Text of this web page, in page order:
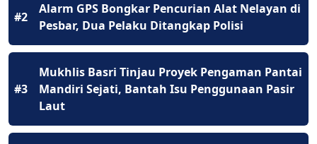
#2
Alarm GPS Bongkar Pencurian Alat Nelayan di
Pesbar, Dua Pelaku Ditangkap Polisi
#3
Mukhlis Basri Tinjau Proyek Pengaman Pantai
Mandiri Sejati, Bantah Isu Penggunaan Pasir
Laut